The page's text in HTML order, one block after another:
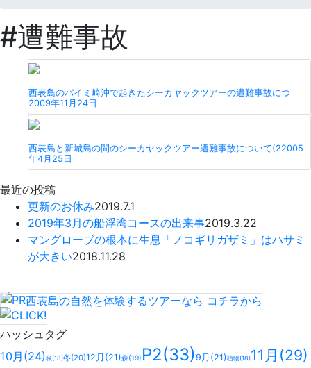
#遭難事故
西表島のパイミ崎沖で起きたシーカヤックツアーの遭難事故につ
2009年11月24日
西表島と新城島の間のシーカヤックツアー遭難事故について(22005
年4月25日
最近の投稿
更新のお休み2019.7.1
2019年3月の船浮湾コースの出来事2019.3.22
マングローブの根本に生息「ノコギリガザミ」はハサミ
が大きい2018.11.28
西表島の自然を体験するツアーなら コチラから
ハッシュタグ
10月 (24)秋(18)冬(20)12月 (21)森(19) P2(33)9月 (21)植物(18)11月 (29)